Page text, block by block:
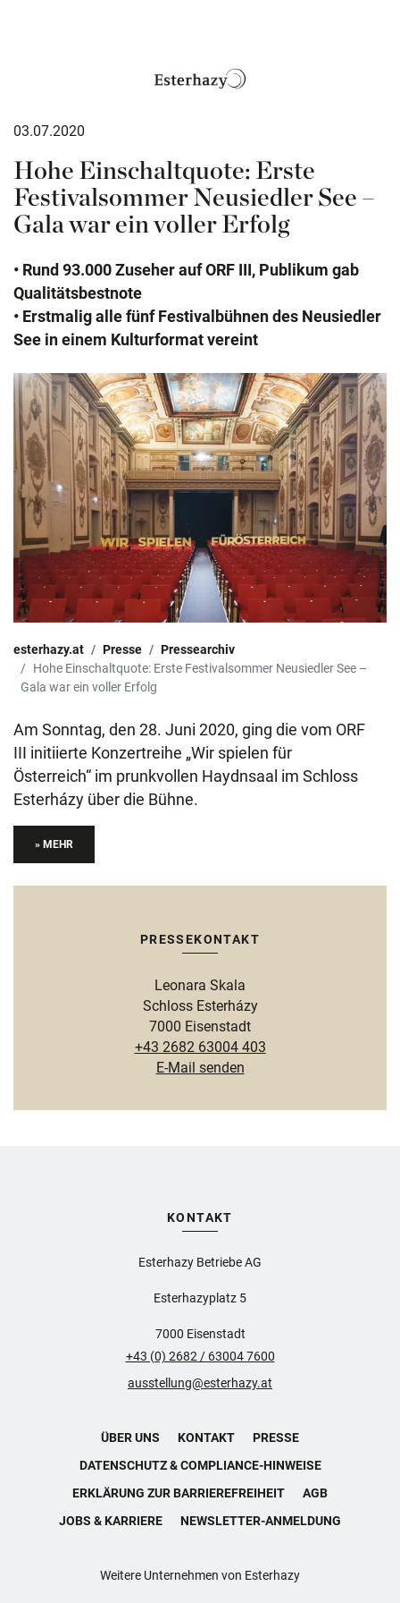
03.07.2020
Hohe Einschaltquote: Erste
Festivalsommer Neusiedler See –
Gala war ein voller Erfolg
• Rund 93.000 Zuseher auf ORF III, Publikum gab
Qualitätsbestnote
• Erstmalig alle fünf Festivalbühnen des Neusiedler
See in einem Kulturformat vereint
esterhazy.at Presse
Pressearchiv
Hohe Einschaltquote: Erste Festivalsommer Neusiedler See –
Gala war ein voller Erfolg
Am Sonntag, den 28. Juni 2020, ging die vom ORF
III initiierte Konzertreihe „Wir spielen für
Österreich“ im prunkvollen Haydnsaal im Schloss
Esterházy über die Bühne.
» MEHR
PRESSEKONTAKT
Leonara Skala
Schloss Esterházy
7000 Eisenstadt
+43 2682 63004 403
E-Mail senden
KONTAKT
Esterhazy Betriebe AG
Esterhazyplatz 5
7000 Eisenstadt
+43 (0) 2682 / 63004 7600
ausstellung@esterhazy.at
ÜBER UNS KONTAKT
PRESSE
DATENSCHUTZ & COMPLIANCE-HINWEISE
ERKLÄRUNG ZUR BARRIEREFREIHEIT
AGB
JOBS & KARRIERE
NEWSLETTER-ANMELDUNG
Weitere Unternehmen von Esterhazy